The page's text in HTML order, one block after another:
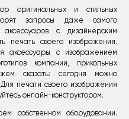
оригинальных и стильных
запросы даже самого
с дизайнерским
печать своего изображения.
аксессуары с изображением
компании, прикольных
сказать: сегодня можно
печати своего изображения
онлайн-конструктором.
собственном оборудовании.